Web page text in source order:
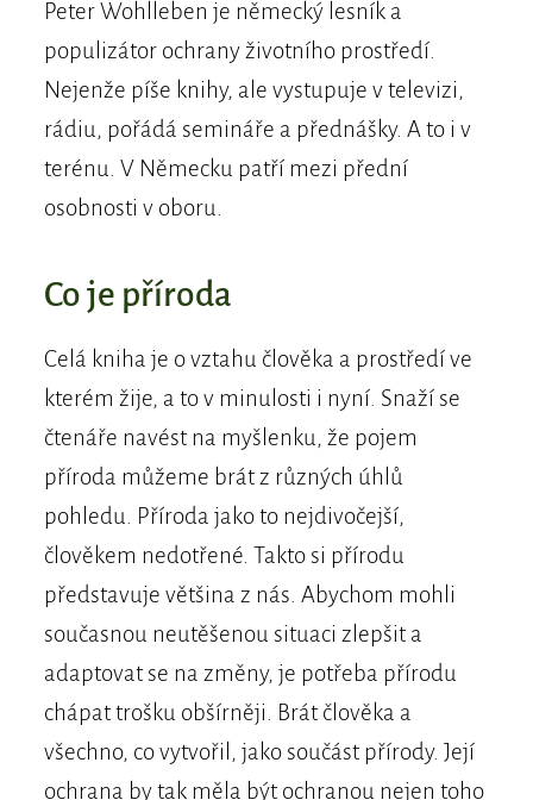
Peter Wohlleben je německý lesník a
populizátor ochrany životního prostředí.
Nejenže píše knihy, ale vystupuje v televizi,
rádiu, pořádá semináře a přednášky. A to i v
terénu. V Německu patří mezi přední
osobnosti v oboru.
Co je příroda
Celá kniha je o vztahu člověka a prostředí ve
kterém žije, a to v minulosti i nyní. Snaží se
čtenáře navést na myšlenku, že pojem
příroda můžeme brát z různých úhlů
pohledu. Příroda jako to nejdivočejší,
člověkem nedotřené. Takto si přírodu
představuje většina z nás. Abychom mohli
současnou neutěšenou situaci zlepšit a
adaptovat se na změny, je potřeba přírodu
chápat trošku obšírněji. Brát člověka a
všechno, co vytvořil, jako součást přírody. Její
ochrana by tak měla být ochranou nejen toho